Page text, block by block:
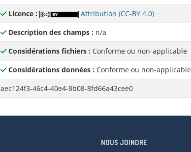
Licence :
Attribution (CC-BY 4.0)
Description des champs : n/a
Considérations fichiers : Conforme ou non-applicable
Considérations données : Conforme ou non-applicable
aec124f3-46c4-40e4-8b08-8fd66a43cee0
NOUS JOINDRE